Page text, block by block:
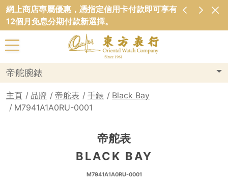
網上商店專屬優惠，憑指定信用卡付款即可享有
12個月免息分期付款新選擇。
帝舵腕錶
主頁 品牌 帝舵表 手錶
Black Bay
M7941A1A0RU-0001
帝舵表
BLACK BAY
M7941A1A0RU-0001